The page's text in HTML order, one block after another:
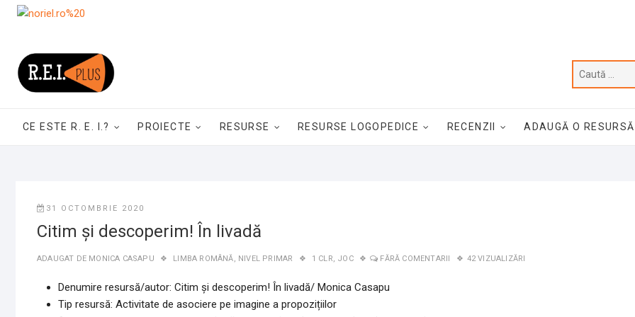
Skip
CE ESTE R. E. I.? PROIECTE RESURSE RESURSE LOGOPEDICE RECENZII ADAUGĂ O RESURSĂ
31 OCTOMBRIE 2020
Citim și descoperim! În livadă
ADAUGAT DE MONICA CASAPU LIMBA ROMÂNĂ, NIVEL PRIMAR 1 CLR, JOC FĂRĂ COMENTARII 42 VIZUALIZĂRI
Denumire resursă/autor: Citim și descoperim! În livadă/ Monica Casapu
Tip resursă: Activitate de asociere pe imagine a propozițiilor